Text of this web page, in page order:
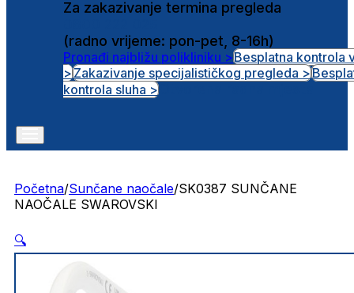
Za zakazivanje termina pregleda
(radno vrijeme: pon-pet, 8-16h)
Pronađi najbližu polikliniku >Besplatna kontrola
>Zakazivanje specijalističkog pregleda >
kontrola sluha >
Početna/Sunčane naočale/SK0387 SUNČANE
NAOČALE SWAROVSKI
🔍